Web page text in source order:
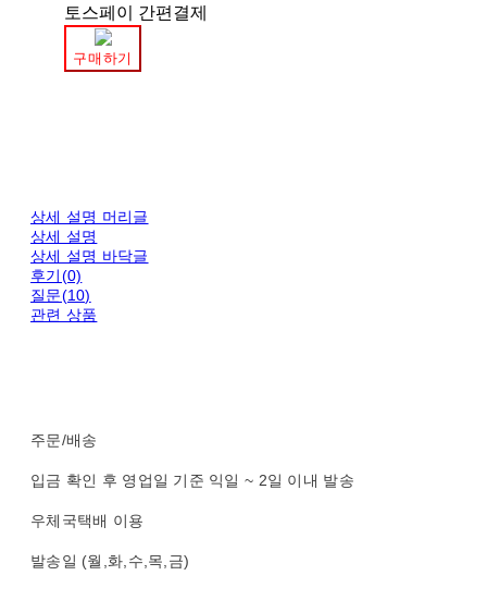
토스페이 간편결제
구매하기
상세 설명 머리글
상세 설명
상세 설명 바닥글
후기(0)
질문(10)
관련 상품
주문/배송
입금 확인 후 영업일 기준 익일 ~ 2일 이내 발송
우체국택배 이용
발송일 (월,화,수,목,금)